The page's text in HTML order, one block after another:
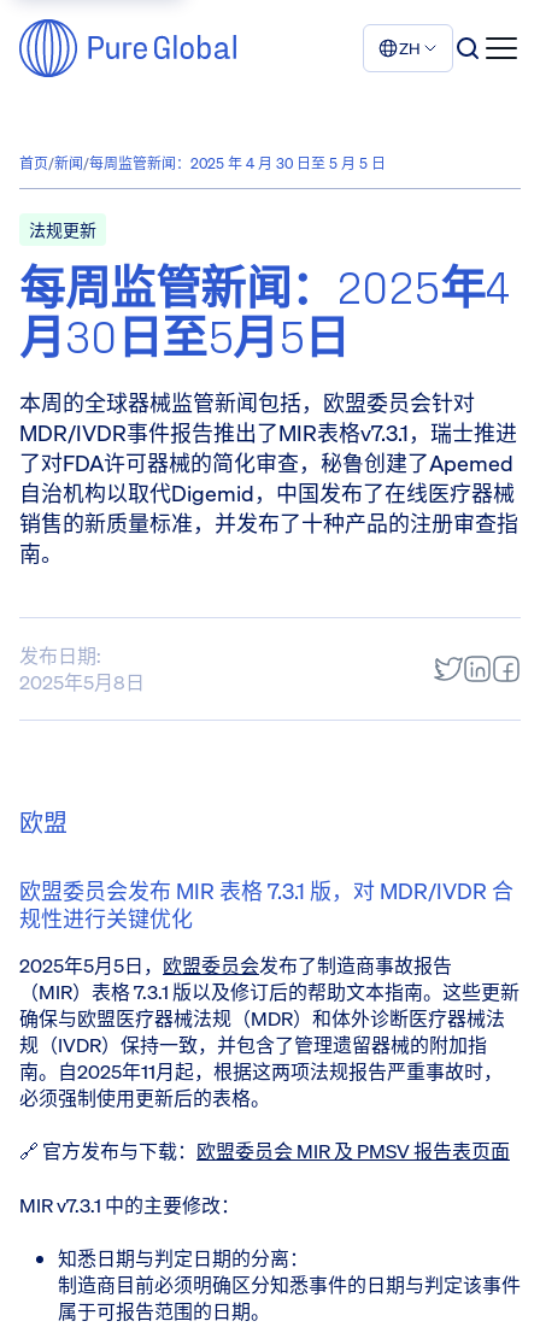
ZH
首页/新闻/每周监管新闻：2025 年 4 月 30 日至 5 月 5 日
法规更新
每周监管新闻：2025年4
月30日至5月5日
本周的全球器械监管新闻包括，欧盟委员会针对
MDR/IVDR事件报告推出了MIR表格v7.3.1，瑞士推进
了对FDA许可器械的简化审查，秘鲁创建了Apemed
自治机构以取代Digemid，中国发布了在线医疗器械
销售的新质量标准，并发布了十种产品的注册审查指
南。
发布日期:
2025年5月8日
欧盟
欧盟委员会发布 MIR 表格 7.3.1 版，对 MDR/IVDR 合
规性进行关键优化
2025年5月5日， 欧盟委员会发布了制造商事故报告
（MIR）表格 7.3.1 版以及修订后的帮助文本指南。这些更新
确保与欧盟医疗器械法规（MDR）和体外诊断医疗器械法
规（IVDR）保持一致，并包含了管理遗留器械的附加指
南。自2025年11月起，根据这两项法规报告严重事故时，
必须强制使用更新后的表格。
🔗 官方发布与下载： 欧盟委员会 MIR 及 PMSV 报告表页面
MIR v7.3.1 中的主要修改：
知悉日期与判定日期的分离：
制造商目前必须明确区分知悉事件的日期与判定该事件
属于可报告范围的日期。